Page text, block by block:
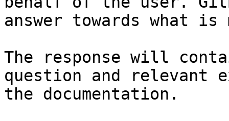
answer towards what
The response will
question and relevant
the documentation.